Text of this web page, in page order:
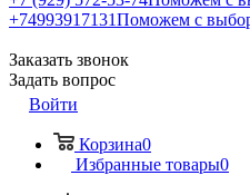
+74993917131Поможем с
Заказать звонок
Задать вопрос
Войти
Корзина0
Избранные товары0